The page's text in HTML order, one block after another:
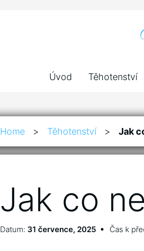
Úvod Těhotenství
Home > Těhotenství > Jak
Jak co
Datum: 31 července, 2025 Čas k